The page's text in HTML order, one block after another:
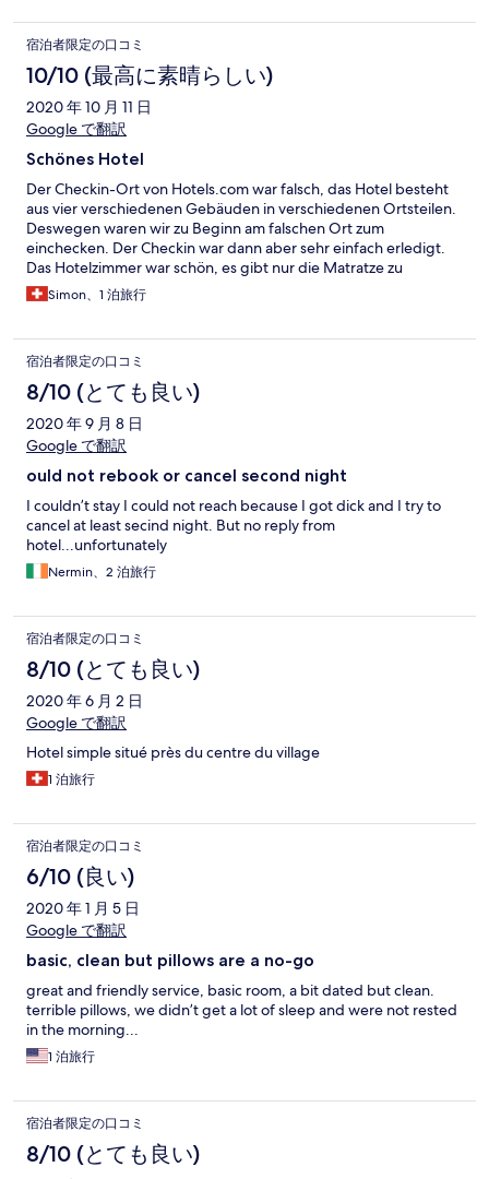
宿泊者限定の口コミ
10/10 (最高に素晴らしい)
2020 年 10 月 11 日
Google で翻訳
Schönes Hotel
Der Checkin-Ort von Hotels.com war falsch, das Hotel besteht
aus vier verschiedenen Gebäuden in verschiedenen Ortsteilen.
Deswegen waren wir zu Beginn am falschen Ort zum
einchecken. Der Checkin war dann aber sehr einfach erledigt.
Das Hotelzimmer war schön, es gibt nur die Matratze zu
bemängeln (gut durchgelegen) und die Duschbrause welche
mal wieder entkalkt werden sollte. Sonst war es sehr ruhig
Simon、1 泊旅行
宿泊者限定の口コミ
8/10 (とても良い)
2020 年 9 月 8 日
Google で翻訳
ould not rebook or cancel second night
I couldn’t stay I could not reach because I got dick and I try to
cancel at least secind night. But no reply from
hotel...unfortunately
Nermin、2 泊旅行
宿泊者限定の口コミ
8/10 (とても良い)
2020 年 6 月 2 日
Google で翻訳
Hotel simple situé près du centre du village
1 泊旅行
宿泊者限定の口コミ
6/10 (良い)
2020 年 1 月 5 日
Google で翻訳
basic, clean but pillows are a no-go
great and friendly service, basic room, a bit dated but clean.
terrible pillows, we didn’t get a lot of sleep and were not rested
in the morning...
1 泊旅行
宿泊者限定の口コミ
8/10 (とても良い)